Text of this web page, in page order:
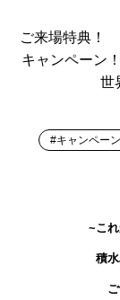
ご来場特典！
キャンペーン
世
#キャンペー
~こ
積